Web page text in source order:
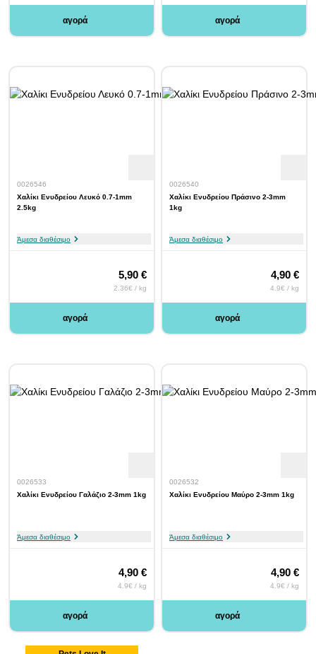
αγορά αγορά
0026546
Χαλίκι Ενυδρείου Λευκό 0.7-1mm
2.5kg
Άμεσα διαθέσιμο
5,90 €
2.36€ / kg
αγορά
0026540
Χαλίκι Ενυδρείου Πράσινο 2-3mm
1kg
Άμεσα διαθέσιμο
4,90 €
4.9€ / kg
αγορά
0026533
Χαλίκι Ενυδρείου Γαλάζιο 2-3mm 1kg
Άμεσα διαθέσιμο
4,90 €
4.9€ / kg
αγορά
0026532
Χαλίκι Ενυδρείου Μαύρο 2-3mm 1kg
Άμεσα διαθέσιμο
4,90 €
4.9€ / kg
αγορά